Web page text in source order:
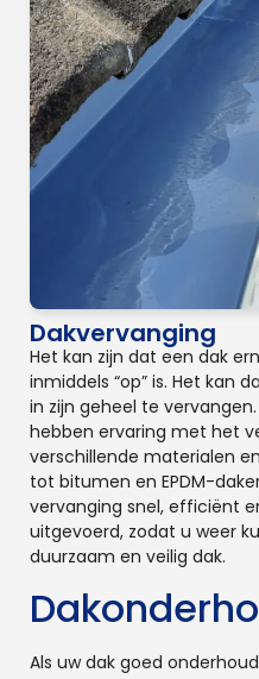
Dakvervanging
Het kan zijn dat een dak
inmiddels “op” is. Het kan
in zijn geheel te vervangen.
hebben ervaring met het
verschillende materialen
tot bitumen en EPDM-
vervanging snel, efficiënt
uitgevoerd, zodat u weer
duurzaam en veilig dak.
Als uw dak goed